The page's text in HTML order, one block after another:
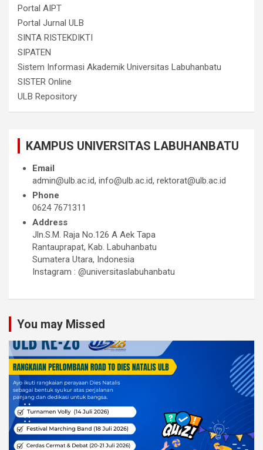
Portal AIPT
Portal Jurnal ULB
SINTA RISTEKDIKTI
SIPATEN
Sistem Informasi Akademik Universitas Labuhanbatu
SISTER Online
ULB Repository
KAMPUS UNIVERSITAS LABUHANBATU
Email
admin@ulb.ac.id, info@ulb.ac.id, rektorat@ulb.ac.id
Phone
0624 7671311
Address
Jln.S.M. Raja No.126 A Aek Tapa
Rantauprapat, Kab. Labuhanbatu
Sumatera Utara, Indonesia
Instagram : @universitaslabuhanbatu
You may Missed